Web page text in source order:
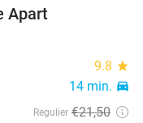
Apart
9.8 star
14 min. directions_car
Regulier €21,50